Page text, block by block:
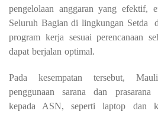
pengelolaan anggaran yang efektif,
Seluruh Bagian di lingkungan Setda
program kerja sesuai perencanaan
dapat berjalan optimal.
Pada kesempatan tersebut,
penggunaan sarana dan
kepada ASN, seperti laptop dan